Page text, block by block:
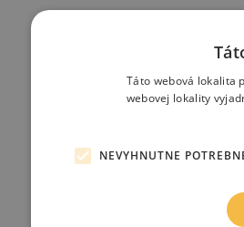
Táto webová lokalita
webovej lokality
NEVYHNUTNE